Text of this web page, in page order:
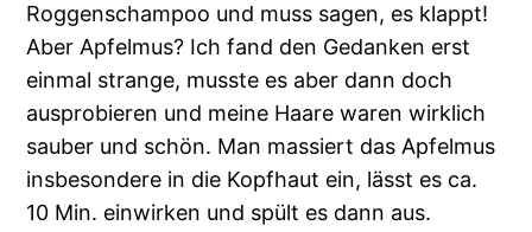
Roggenschampoo und muss sagen, es klappt!
Aber Apfelmus? Ich fand den Gedanken erst
einmal strange, musste es aber dann doch
ausprobieren und meine Haare waren wirklich
sauber und schön. Man massiert das Apfelmus
insbesondere in die Kopfhaut ein, lässt es ca.
10 Min. einwirken und spült es dann aus.